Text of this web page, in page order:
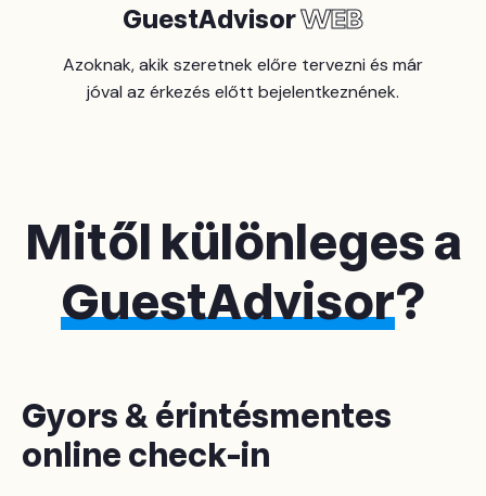
GuestAdvisorWEB
Azoknak, akik szeretnek előre tervezni és már
jóval az érkezés előtt bejelentkeznének.
Mitől különleges a
GuestAdvisor?
Gyors & érintésmentes
online check-in